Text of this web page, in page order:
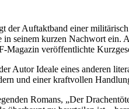
der Auftaktband einer
in seinem kurzen Nachwort
Magazin veröffentlichte
Autor Ideale eines anderen
und einer kraftvollen
Romans, „Der